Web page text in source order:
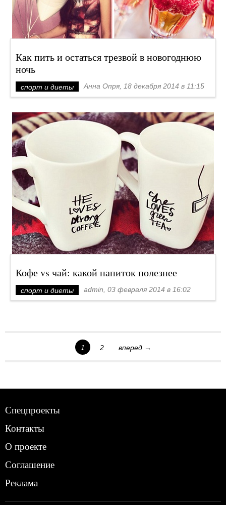
Как пить и остаться трезвой в новогоднюю
ночь
спорт и диеты Анна Опря, 18 декабря 2014 в 11:15
Кофе vs чай: какой напиток полезнее
спорт и диеты admin, 03 февраля 2014 в 16:02
1 2 вперед →
Спецпроекты
Контакты
О проекте
Соглашение
Реклама